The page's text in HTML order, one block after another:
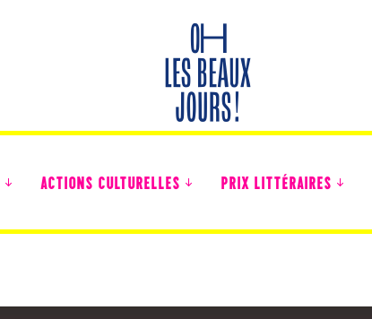
ACTIONS CULTURELLES PRIX LITTÉRAIRES